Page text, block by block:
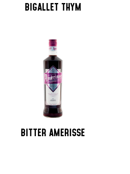
BIGALLET THYM
BITTER AMERISSE